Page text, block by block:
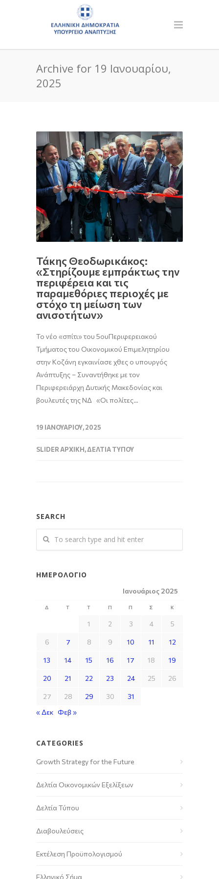
Archive for 19 Ιανουαρίου,
2025
Τάκης Θεοδωρικάκος:
«Στηρίζουμε εμπράκτως την
περιφέρεια και τις
παραμεθόριες περιοχές με
στόχο τη μείωση των
ανισοτήτων»
Το νέο «σπίτι» του 5ουΠεριφερειακού
Τμήματος του Οικονομικού Επιμελητηρίου
στην Κοζάνη εγκαινίασε χθες ο υπουργός
Ανάπτυξης – Συναντήθηκε με τον
Περιφερειάρχη Δυτικής Μακεδονίας και
βουλευτές της ΝΔ «Οι πολίτες…
19 ΙΑΝΟΥΑΡΊΟΥ, 2025
SLIDER ΑΡΧΙΚΉ,ΔΕΛΤΊΑ ΤΎΠΟΥ
SEARCH
ΗΜΕΡΟΛΌΓΙΟ
Ιανουάριος 2025
Δ Τ Τ Π Π Σ Κ
1 2 3 4 5
6 7 8 9 10 11 12
13 14 15 16 17 18 19
20 21 22 23 24 25 26
27 28 29 30
31
« Δεκ Φεβ »
CATEGORIES
Growth Strategy for the Future
Δελτία Οικονομικών Εξελίξεων
Δελτία Τύπου
Διαβουλεύσεις
Εκτέλεση Προϋπολογισμού
Ελληνικό Σήμα